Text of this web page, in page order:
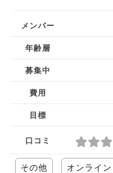
メンバー
年齢層
募集中
費用
目標
口コミ
その他 オンライン